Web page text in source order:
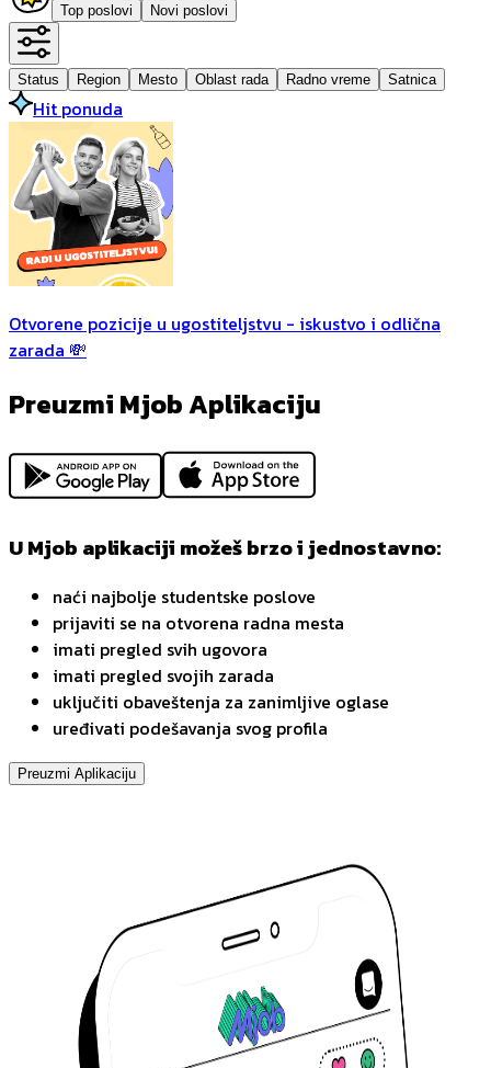
Top poslovi Novi poslovi
Status Region Mesto Oblast rada Radno vreme Satnica
Hit ponuda
Otvorene pozicije u ugostiteljstvu - iskustvo i odlična
zarada 💸
Preuzmi Mjob Aplikaciju
U Mjob aplikaciji možeš brzo i jednostavno:
naći najbolje studentske poslove
prijaviti se na otvorena radna mesta
imati pregled svih ugovora
imati pregled svojih zarada
uključiti obaveštenja za zanimljive oglase
uređivati podešavanja svog profila
Preuzmi Aplikaciju